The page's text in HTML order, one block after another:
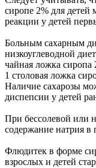
сиропе 2% для детей
реакции у детей
Больным сахарным
низкоуглеводной
чайная ложка сиропа
1 столовая ложка
Наличие сахарозы
диспепсии у детей
При бессолевой или
содержание натрия в
Флюдитек в форме
взрослых и детей